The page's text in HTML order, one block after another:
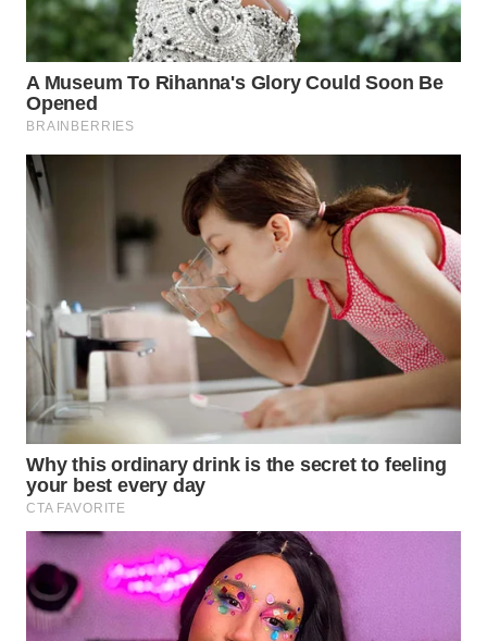
WISATA
WAHANA
Wahana
Network
KONSUMEN
MASYARAKAT
KELISTRIKAN
WALINKI
ID
MAWAKA
ID
MARTABAT
NET
PLN